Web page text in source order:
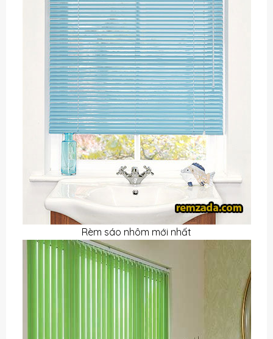
Rèm sáo nhôm mới nhất